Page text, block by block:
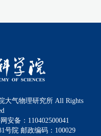
大气物理研究所 All Rights
安备：110402500041
号院 邮政编码：100029